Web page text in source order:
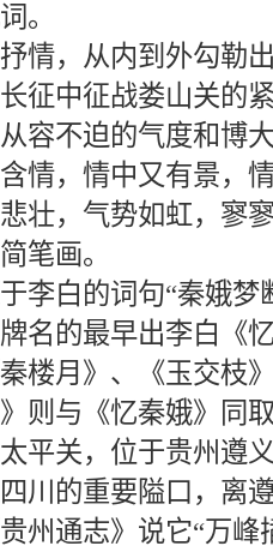
。
情，从内到外勾勒
征中征战娄山关的
容不迫的气度和博
情，情中又有景，
壮，气势如虹，寥
笔画。
李白的词句“秦娥梦
名的最早出李白《
楼月》、《玉交枝
则与《忆秦娥》同
平关，位于贵州遵
川的重要隘口，离
州通志》说它“万峰